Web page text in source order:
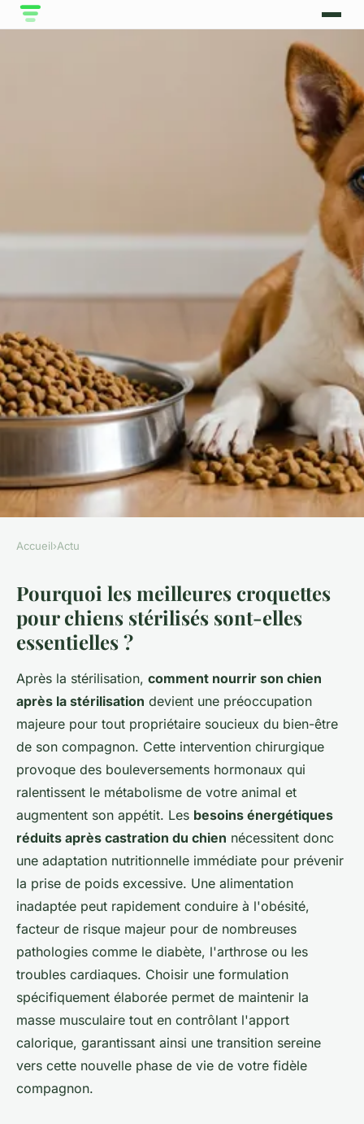
Croquettes pour chiens
stérilisés : bienfaits et
recommandations
Clémence •8 novembre 2025•8 min de lecture
Accueil›Actu
Pourquoi les meilleures croquettes
pour chiens stérilisés sont-elles
essentielles ?
Après la stérilisation, comment nourrir son chien
après la stérilisation devient une préoccupation
majeure pour tout propriétaire soucieux du bien-être
de son compagnon. Cette intervention chirurgique
provoque des bouleversements hormonaux qui
ralentissent le métabolisme de votre animal et
augmentent son appétit. Les besoins énergétiques
réduits après castration du chien nécessitent donc
une adaptation nutritionnelle immédiate pour prévenir
la prise de poids excessive. Une alimentation
inadaptée peut rapidement conduire à l'obésité,
facteur de risque majeur pour de nombreuses
pathologies comme le diabète, l'arthrose ou les
troubles cardiaques. Choisir une formulation
spécifiquement élaborée permet de maintenir la
masse musculaire tout en contrôlant l'apport
calorique, garantissant ainsi une transition sereine
vers cette nouvelle phase de vie de votre fidèle
compagnon.